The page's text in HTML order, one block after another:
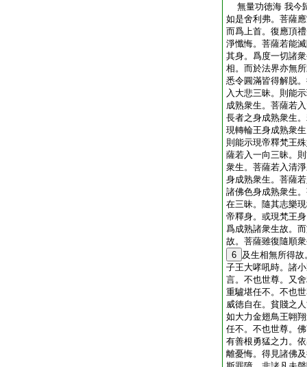
無量功徳海 我今
如是舍利弗。菩薩
而爲上首。復應頂
淨懺悔。菩薩若能
其身。爲度一切諸
相。而於法界亦無
悉令圓滿皆得解脱
入大悲三昧。則能
成熟衆生。菩薩若
長者之身成熟衆生
現轉輪王身成熟衆
則能示現帝釋梵王
薩若入一向三昧。
衆生。菩薩若入清
身成熟衆生。菩薩
諸佛色身成熟衆生
在三昧。隨其志樂
帝釋身。或現梵王
爲成熟諸衆生故。
故。菩薩雖復隨順
6 及生相無所得
子王大哮吼時。諸
言。不也世尊。又
重驢堪任不。不也
威徳自在。貧賤之
如大力金翅鳥王翺
任不。不也世尊。
有善根勇猛之力。
離憂悔。得見諸佛